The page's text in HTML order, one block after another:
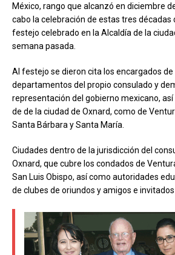
México, rango que alcanzó en diciembre
cabo la celebración de estas tres décadas
festejo celebrado en la Alcaldía de la
semana pasada.
Al festejo se dieron cita los encargados
departamentos del propio consulado y
representación del gobierno mexicano,
de de la ciudad de Oxnard, como de
Santa Bárbara y Santa María.
Ciudades dentro de la jurisdicción del
Oxnard, que cubre los condados de
San Luis Obispo, así como autoridades
de clubes de oriundos y amigos e invitados